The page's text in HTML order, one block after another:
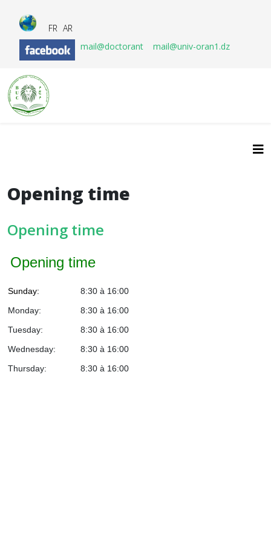
FR AR
mail@doctorant
mail@univ-oran1.dz
Opening time
Opening time
Opening time
Sunday:
8:30 à 16:00
Monday:
8:30 à 16:00
Tuesday:
8:30 à 16:00
Wednesday:
8:30 à 16:00
Thursday: 8:30 à 16:00